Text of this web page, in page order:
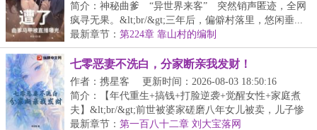
简介：神秘曲爹 “异世界来客” 突然销声匿迹，全网
疯寻无果。&lt;br/&gt;三年后，偏僻村落里，悠闲垂...
最新章节： 第224章 靠山村的编制
七零恶妻不洗白，分家断亲我发财！
作者：携星客
更新时间：2026-08-03 18:50:16
简介：【年代重生+搞钱+打脸逆袭+觉醒女性+家庭煮
夫】&lt;br/&gt;前世被婆家磋磨八年女儿被卖，儿子惨
死...
最新章节： 第一百八十二章 刘大宝落网